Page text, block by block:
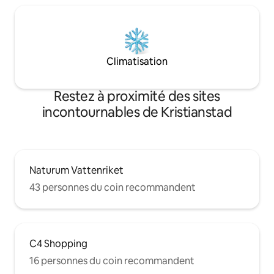
Climatisation
Restez à proximité des sites
incontournables de Kristianstad
Naturum Vattenriket
43 personnes du coin recommandent
C4 Shopping
16 personnes du coin recommandent